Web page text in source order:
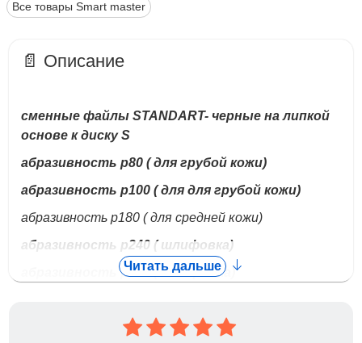
Все товары Smart master
📄 Описание
сменные файлы STANDART- черные на липкой
основе к диску S
абразивность р80 ( для грубой кожи)
абразивность р100 ( для для грубой кожи)
абразивность р180 ( для средней кожи)
абразивность р240 ( шлифовка)
абразивность р320 ( полировка )
Читать дальше